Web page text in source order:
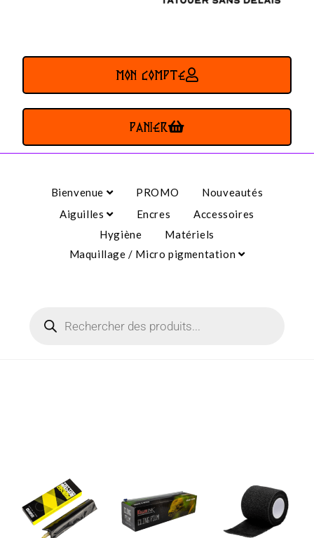
MON COMPTE
PANIER
Bienvenue PROMO
Nouveautés
Aiguilles
Encres
Accessoires
Hygiène
Matériels
Maquillage / Micro pigmentation